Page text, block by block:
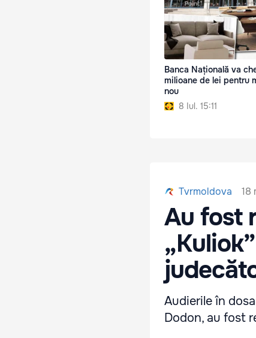
Banca Națională va
milioane de lei pentru
nou
8 Iul. 15:11
Tvrmoldova 18
Au fost
Audierile în
Dodon, au fost